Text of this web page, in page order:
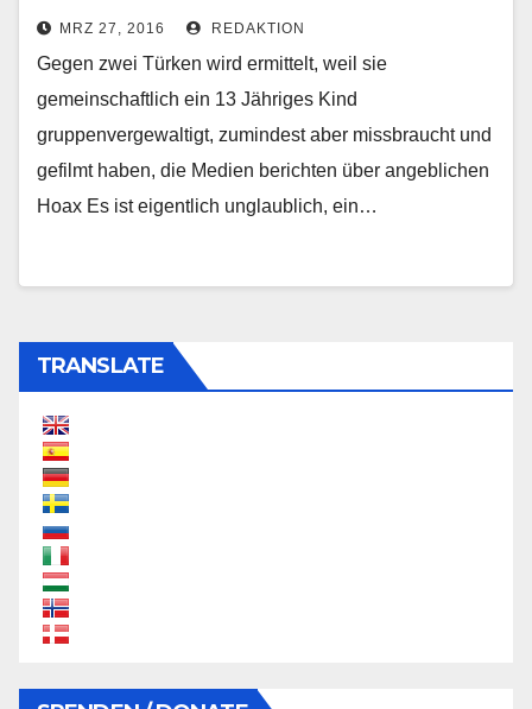
MRZ 27, 2016 REDAKTION
Gegen zwei Türken wird ermittelt, weil sie
gemeinschaftlich ein 13 Jähriges Kind
gruppenvergewaltigt, zumindest aber missbraucht und
gefilmt haben, die Medien berichten über angeblichen
Hoax Es ist eigentlich unglaublich, ein…
TRANSLATE